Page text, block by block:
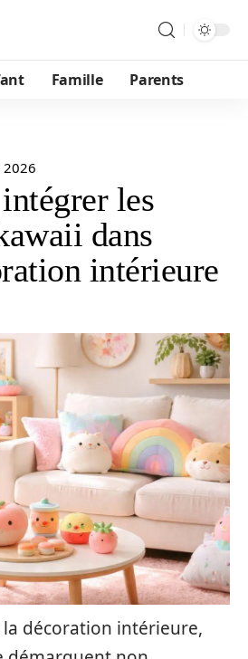
Famille Parents
2026
les
dans
intérieure
la décoration intérieure,